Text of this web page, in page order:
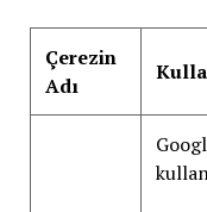
Çerezin
Adı